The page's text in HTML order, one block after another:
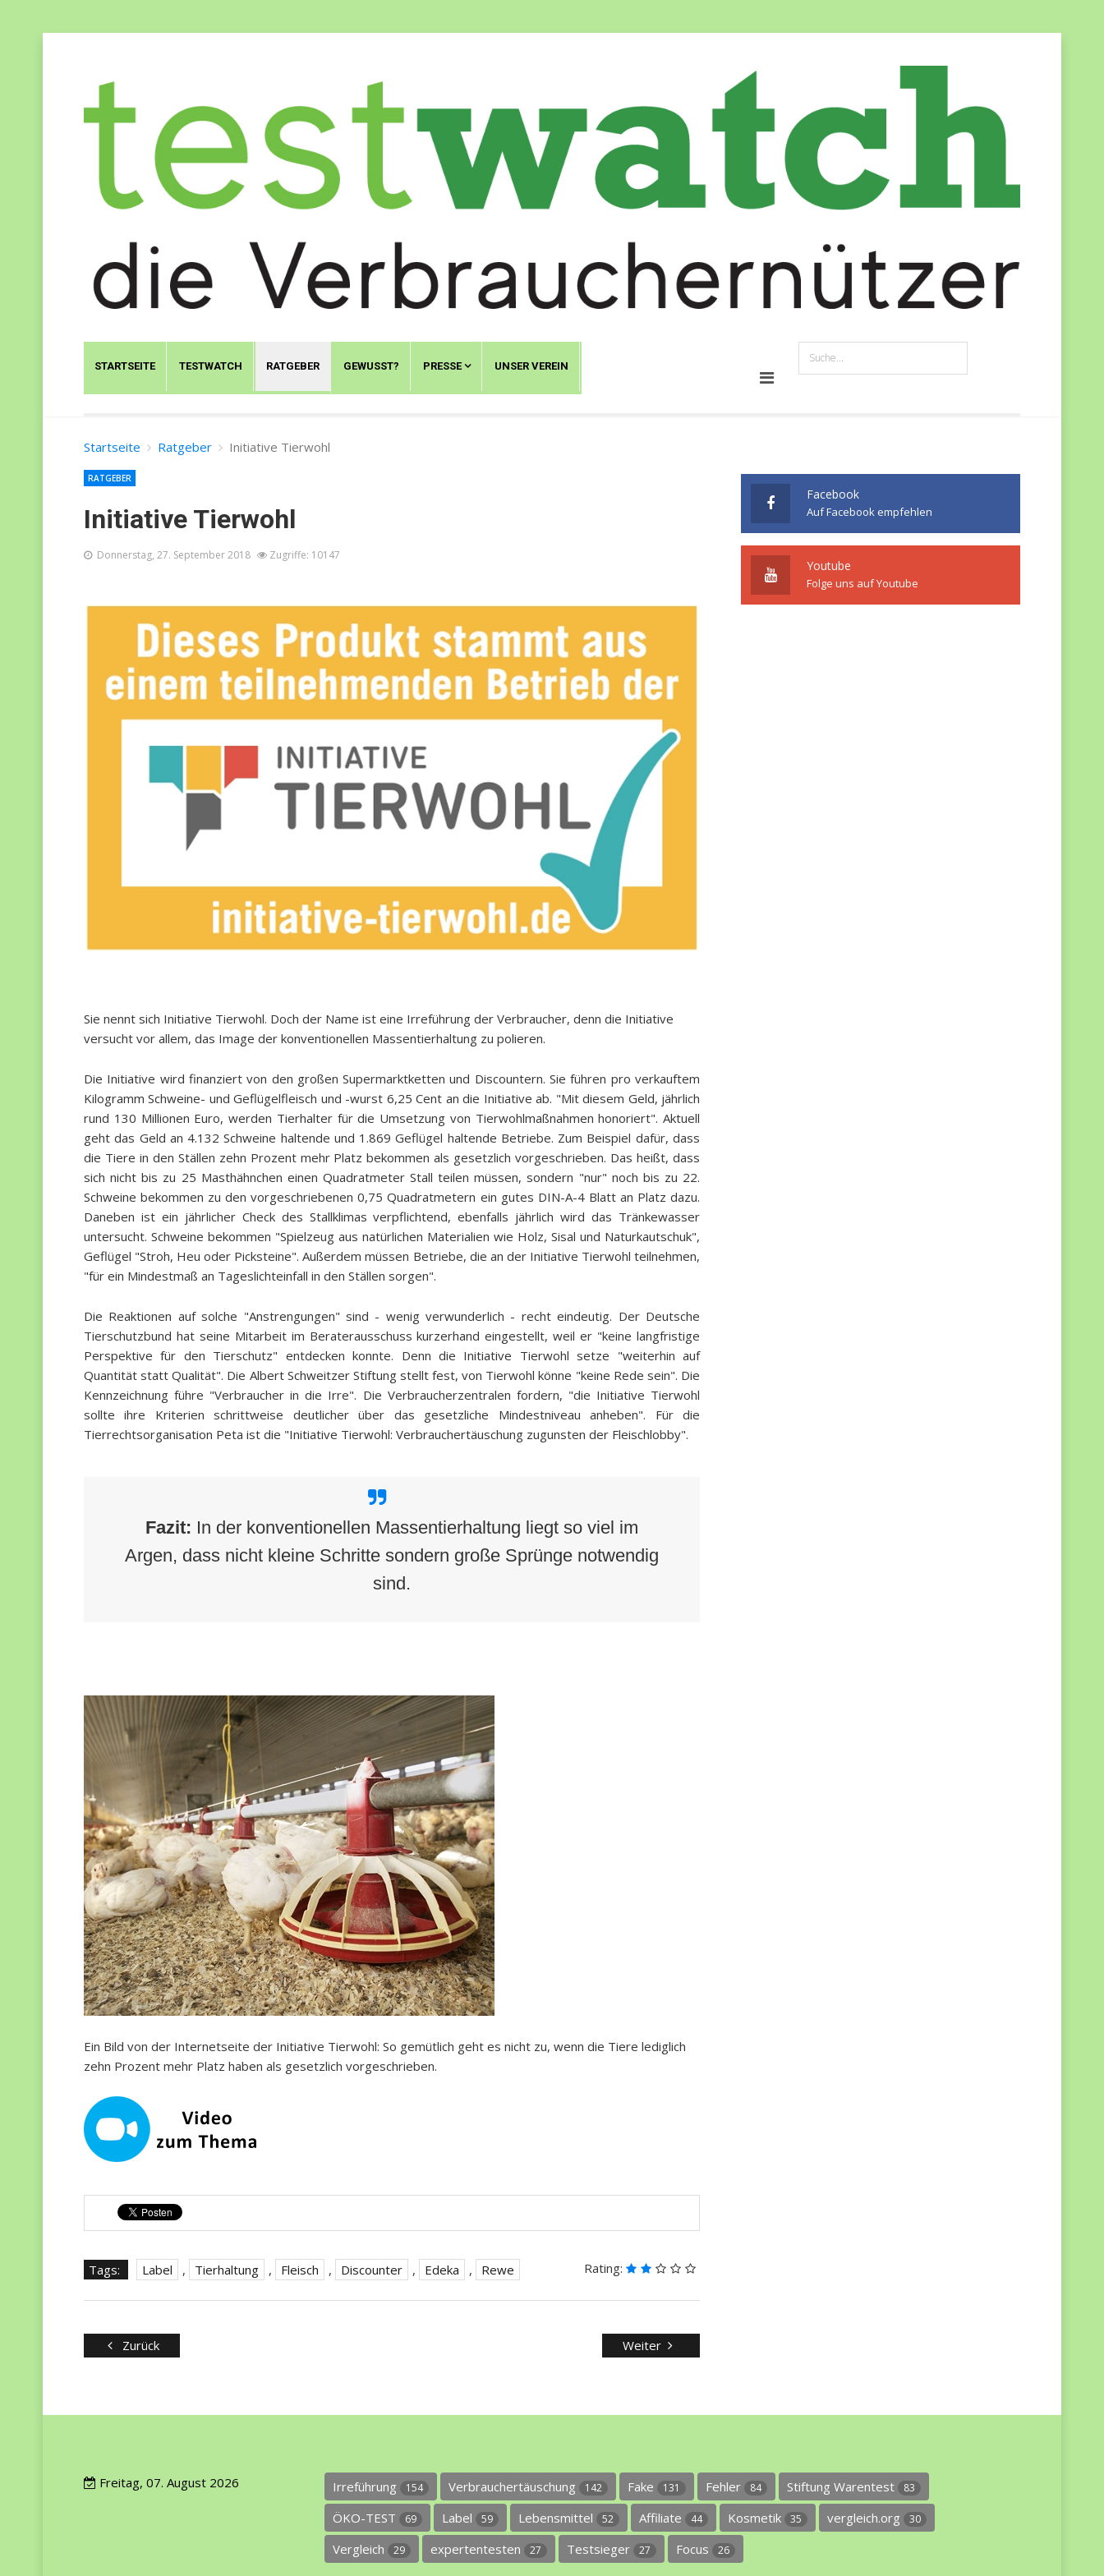
STARTSEITE TESTWATCH RATGEBER GEWUSST? PRESSE UNSER VEREIN
Startseite Ratgeber Initiative Tierwohl
Initiative Tierwohl
RATGEBER
Donnerstag, 27. September 2018 Zugriffe: 10147
Sie nennt sich Initiative Tierwohl. Doch der Name ist eine Irreführung der Verbraucher, denn die Initiative
versucht vor allem, das Image der konventionellen Massentierhaltung zu polieren.
Die Initiative wird finanziert von den großen Supermarktketten und Discountern. Sie führen pro verkauftem
Kilogramm Schweine- und Geflügelfleisch und -wurst 6,25 Cent an die Initiative ab. "Mit diesem Geld, jährlich
rund 130 Millionen Euro, werden Tierhalter für die Umsetzung von Tierwohlmaßnahmen honoriert". Aktuell
geht das Geld an 4.132 Schweine haltende und 1.869 Geflügel haltende Betriebe. Zum Beispiel dafür, dass
die Tiere in den Ställen zehn Prozent mehr Platz bekommen als gesetzlich vorgeschrieben. Das heißt, dass
sich nicht bis zu 25 Masthähnchen einen Quadratmeter Stall teilen müssen, sondern "nur" noch bis zu 22.
Schweine bekommen zu den vorgeschriebenen 0,75 Quadratmetern ein gutes DIN-A-4 Blatt an Platz dazu.
Daneben ist ein jährlicher Check des Stallklimas verpflichtend, ebenfalls jährlich wird das Tränkewasser
untersucht. Schweine bekommen "Spielzeug aus natürlichen Materialien wie Holz, Sisal und Naturkautschuk",
Geflügel "Stroh, Heu oder Picksteine". Außerdem müssen Betriebe, die an der Initiative Tierwohl teilnehmen,
"für ein Mindestmaß an Tageslichteinfall in den Ställen sorgen".
Die Reaktionen auf solche "Anstrengungen" sind - wenig verwunderlich - recht eindeutig. Der Deutsche
Tierschutzbund hat seine Mitarbeit im Beraterausschuss kurzerhand eingestellt, weil er "keine langfristige
Perspektive für den Tierschutz" entdecken konnte. Denn die Initiative Tierwohl setze "weiterhin auf
Quantität statt Qualität". Die Albert Schweitzer Stiftung stellt fest, von Tierwohl könne "keine Rede sein". Die
Kennzeichnung führe "Verbraucher in die Irre". Die Verbraucherzentralen fordern, "die Initiative Tierwohl
sollte ihre Kriterien schrittweise deutlicher über das gesetzliche Mindestniveau anheben". Für die
Tierrechtsorganisation Peta ist die "Initiative Tierwohl: Verbrauchertäuschung zugunsten der Fleischlobby".
Fazit: In der konventionellen Massentierhaltung liegt so viel im
Argen, dass nicht kleine Schritte sondern große Sprünge notwendig
sind.
Ein Bild von der Internetseite der Initiative Tierwohl: So gemütlich geht es nicht zu, wenn die Tiere lediglich
zehn Prozent mehr Platz haben als gesetzlich vorgeschrieben.
Tags: Label , Tierhaltung , Fleisch , Discounter , Edeka , Rewe Rating:
Zurück Weiter
Facebook
Auf Facebook empfehlen
Youtube
Folge uns auf Youtube
Freitag, 07. August 2026 Irreführung 154 Verbrauchertäuschung 142 Fake 131 Fehler 84 Stiftung Warentest 83
ÖKO-TEST 69 Label 59 Lebensmittel 52 Affiliate 44 Kosmetik 35 vergleich.org 30
Vergleich 29 expertentesten 27 Testsieger 27 Focus 26